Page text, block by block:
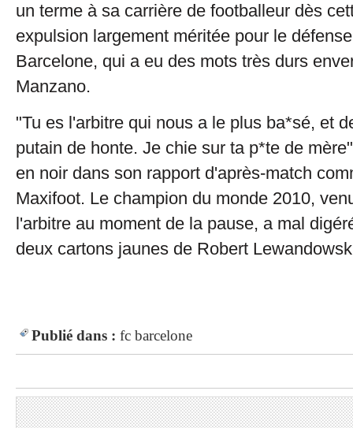
un terme à sa carrière de footballeur dès
expulsion largement méritée pour le
Barcelone, qui a eu des mots très durs
Manzano.
"Tu es l'arbitre qui nous a le plus ba*sé, et
putain de honte. Je chie sur ta p*te de
en noir dans son rapport d'après-match
Maxifoot. Le champion du monde 2010,
l'arbitre au moment de la pause, a mal
deux cartons jaunes de Robert
Publié dans : fc barcelone